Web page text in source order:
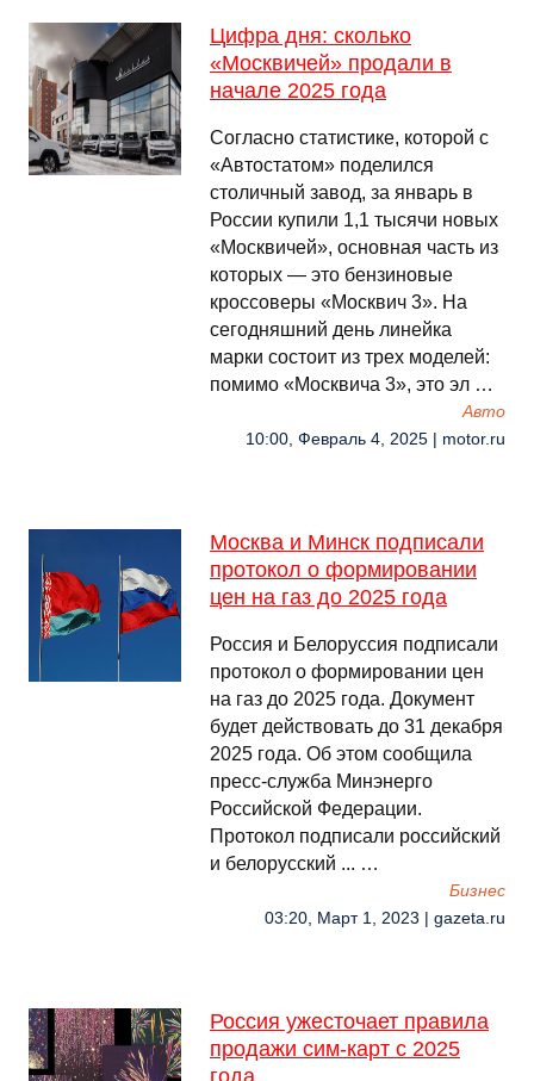
Цифра дня: сколько
«Москвичей» продали в
начале 2025 года
Согласно статистике, которой с
«Автостатом» поделился
столичный завод, за январь в
России купили 1,1 тысячи новых
«Москвичей», основная часть из
которых — это бензиновые
кроссоверы «Москвич 3». На
сегодняшний день линейка
марки состоит из трех моделей:
помимо «Москвича 3», это эл …
Авто
10:00, Февраль 4, 2025 | motor.ru
Москва и Минск подписали
протокол о формировании
цен на газ до 2025 года
Россия и Белоруссия подписали
протокол о формировании цен
на газ до 2025 года. Документ
будет действовать до 31 декабря
2025 года. Об этом сообщила
пресс-служба Минэнерго
Российской Федерации.
Протокол подписали российский
и белорусский ... …
Бизнес
03:20, Март 1, 2023 | gazeta.ru
Россия ужесточает правила
продажи сим-карт с 2025
года